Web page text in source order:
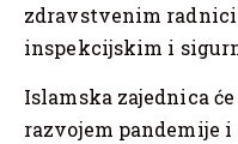
zdravstvenim
inspekcijskim i
Islamska zajednica
razvojem pandemije